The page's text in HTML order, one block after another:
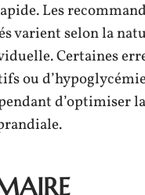
Les
varient selon la
Certaines
ou
d’optimiser